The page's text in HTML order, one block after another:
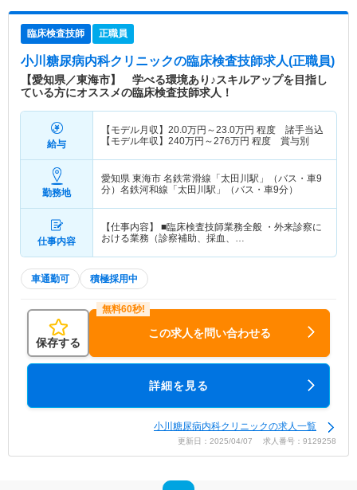
臨床検査技師 正職員
小川糖尿病内科クリニックの臨床検査技師求人(正職員)
【愛知県／東海市】 学べる環境あり♪スキルアップを目指し
ている方にオススメの臨床検査技師求人！
給与
【モデル月収】 20.0万円～23.0万円 程度 諸手当込
【モデル年収】 240万円～276万円 程度 賞与別
勤務地
愛知県 東海市 名鉄常滑線「太田川駅」（バス・車9
分）名鉄河和線「太田川駅」（バス・車9分）
仕事内容
【仕事内容】 ■臨床検査技師業務全般 ・外来診察に
おける業務（診察補助、採血、…
車通勤可 積極採用中
保存する
この求人を問い合わせる
詳細を見る
小川糖尿病内科クリニックの求人一覧
更新日：2025/04/07 求人番号：9129258